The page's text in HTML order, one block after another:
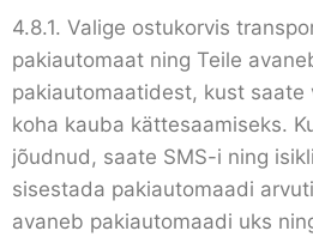
4.8.1. Valige ostukorvis
pakiautomaat ning Teile
pakiautomaatidest, kust saate
koha kauba kättesaamiseks.
jõudnud, saate SMS-i ning
sisestada pakiautomaadi
avaneb pakiautomaadi uks